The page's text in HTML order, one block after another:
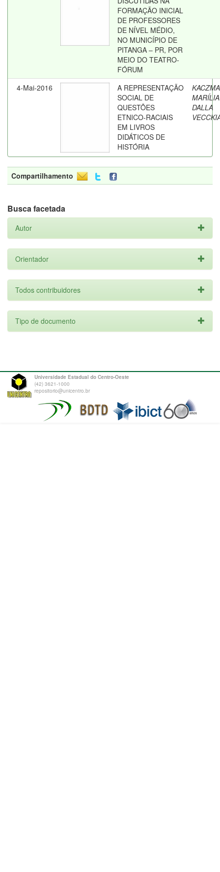
FORMAÇÃO INICIAL
DE PROFESSORES
DE NÍVEL MÉDIO,
NO MUNICÍPIO DE
PITANGA – PR, POR
MEIO DO TEATRO-
FÓRUM
4-Mai-2016
A REPRESENTAÇÃO
SOCIAL DE
QUESTÕES
ETNICO-RACIAIS
EM LIVROS
DIDÁTICOS DE
HISTÓRIA
MARÍLIA
DALLA
Compartilhamento
Busca facetada
Autor
Orientador
Todos contribuidores
Tipo de documento
Universidade Estadual do Centro-Oeste
(42) 3621-1000
repositorio@unicentro.br